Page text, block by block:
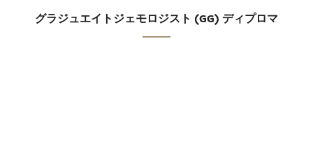
グラジュエイトジェモロジスト (GG) ディプロマ